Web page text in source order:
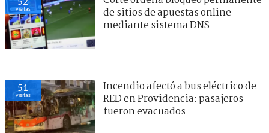
visitas
de sitios de apuestas online
mediante sistema DNS
51
visitas
Incendio afectó a bus eléctrico de
RED en Providencia: pasajeros
fueron evacuados